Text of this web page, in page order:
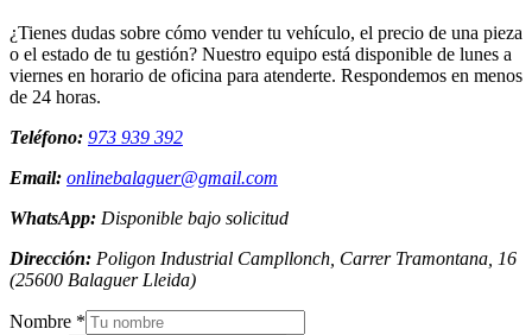
¿Tienes dudas sobre cómo vender tu vehículo, el precio de una pieza
o el estado de tu gestión? Nuestro equipo está disponible de lunes a
viernes en horario de oficina para atenderte. Respondemos en menos
de 24 horas.
Teléfono: 973 939 392
Email: onlinebalaguer@gmail.com
WhatsApp: Disponible bajo solicitud
Dirección: Poligon Industrial Campllonch, Carrer Tramontana, 16
(25600 Balaguer Lleida)
Nombre *